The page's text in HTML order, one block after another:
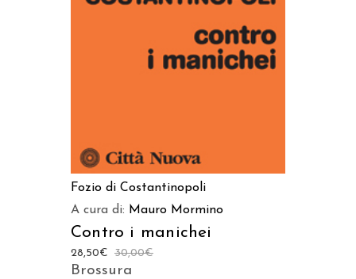
Fozio di Costantinopoli
A cura di: Mauro Mormino
Contro i manichei
30,00€
28,50€
Brossura